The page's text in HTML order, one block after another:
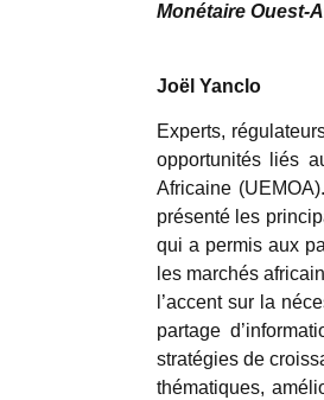
Monétaire Ouest-
Joël Yanclo
Experts,
opportunités liés
Africaine
présenté les
qui a permis aux
les marchés
l’accent sur la
partage
stratégies de
thématiques,